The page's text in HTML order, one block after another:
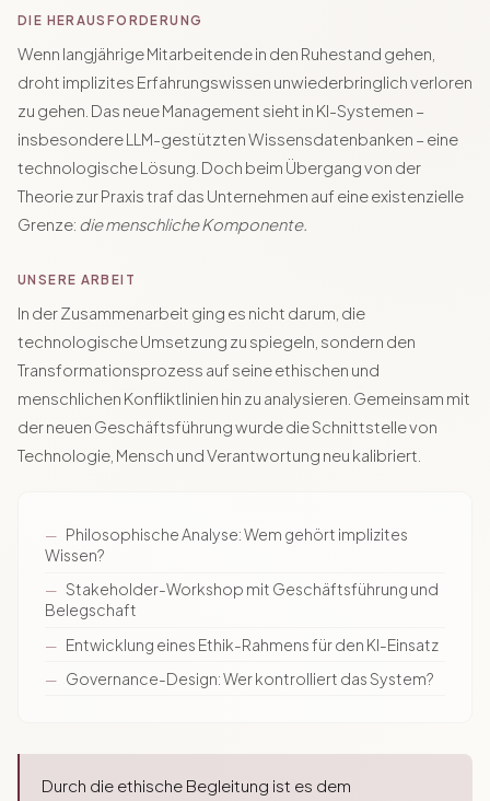
DIE HERAUSFORDERUNG
Wenn langjährige Mitarbeitende in den Ruhestand gehen,
droht implizites Erfahrungswissen unwiederbringlich verloren
zu gehen. Das neue Management sieht in KI-Systemen –
insbesondere LLM-gestützten Wissensdatenbanken – eine
technologische Lösung. Doch beim Übergang von der
Theorie zur Praxis traf das Unternehmen auf eine existenzielle
Grenze: die menschliche Komponente.
UNSERE ARBEIT
In der Zusammenarbeit ging es nicht darum, die
technologische Umsetzung zu spiegeln, sondern den
Transformationsprozess auf seine ethischen und
menschlichen Konfliktlinien hin zu analysieren. Gemeinsam mit
der neuen Geschäftsführung wurde die Schnittstelle von
Technologie, Mensch und Verantwortung neu kalibriert.
Philosophische Analyse: Wem gehört implizites
Wissen?
Stakeholder-Workshop mit Geschäftsführung und
Belegschaft
Entwicklung eines Ethik-Rahmens für den KI-Einsatz
Governance-Design: Wer kontrolliert das System?
Durch die ethische Begleitung ist es dem